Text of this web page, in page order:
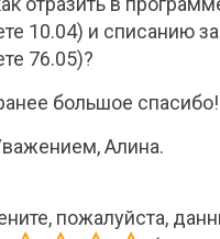
10.04) и списанию
76.05)?
большое спасибо!
Алина.
пожалуйста,